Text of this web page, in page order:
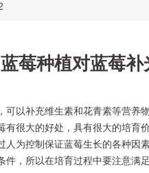
蓝莓种植对蓝莓
可以补充维生素和花青素等营养
有很大的好处，具有很大的培
人为控制保证蓝莓生长的各种
件，所以在培育过程中要注意满